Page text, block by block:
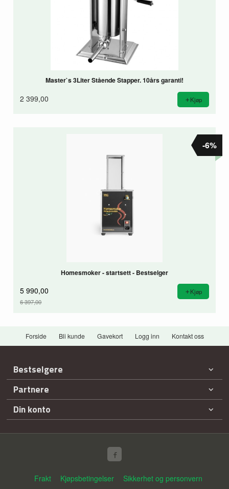
Master`s 3Liter Stående Stapper. 10års garanti!
2 399,00 Kjøp
Homesmoker - startsett - Bestselger
5 990,00
6 397,00
-6%
Kjøp
Forside Bli kunde Gavekort Logg inn Kontakt oss
Bestselgere
Partnere
Din konto
Frakt Kjøpsbetingelser Sikkerhet og personvern